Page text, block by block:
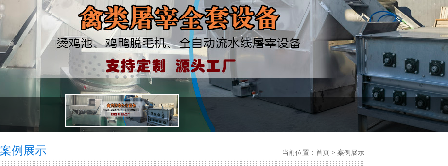
案例展示 当前位置： 首页 > 案例展示